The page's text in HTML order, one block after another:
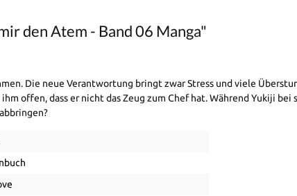
den Atem - Band 06 Manga"
Die neue Verantwortung bringt zwar Stress und viele
offen, dass er nicht das Zeug zum Chef hat. Während Yukiji